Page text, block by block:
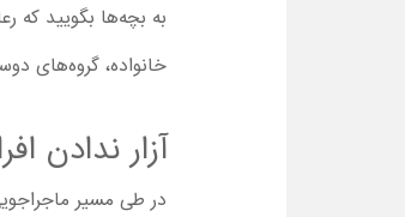
به بچه‌ها بگویید که
خانواده، گروه‌های
آزار ندادن
در طی مسیر